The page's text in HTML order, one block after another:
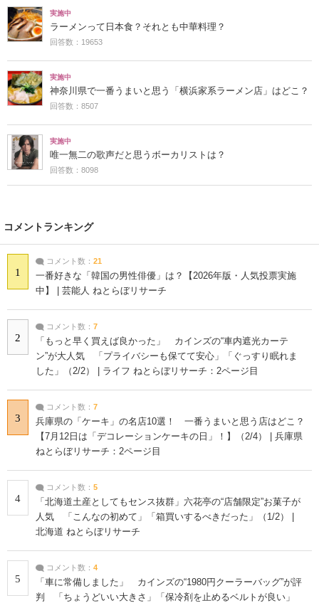
実施中
ラーメンって日本食？それとも中華料理？
回答数：19653
実施中
神奈川県で一番うまいと思う「横浜家系ラーメン店」はどこ？
回答数：8507
実施中
唯一無二の歌声だと思うボーカリストは？
回答数：8098
コメントランキング
1
コメント数： 21
一番好きな「韓国の男性俳優」は？【2026年版・人気投票実施
中】 | 芸能人 ねとらぼリサーチ
2
コメント数： 7
「もっと早く買えば良かった」 カインズの“車内遮光カーテ
ン”が大人気 「プライバシーも保てて安心」「ぐっすり眠れま
した」（2/2） | ライフ ねとらぼリサーチ：2ページ目
3
コメント数： 7
兵庫県の「ケーキ」の名店10選！ 一番うまいと思う店はどこ？
【7月12日は「デコレーションケーキの日」！】（2/4） | 兵庫県
ねとらぼリサーチ：2ページ目
4
コメント数： 5
「北海道土産としてもセンス抜群」六花亭の“店舗限定”お菓子が
人気 「こんなの初めて」「箱買いするべきだった」（1/2） |
北海道 ねとらぼリサーチ
5
コメント数： 4
「車に常備しました」 カインズの“1980円クーラーバッグ”が評
判 「ちょうどいい大きさ」「保冷剤を止めるベルトが良い」